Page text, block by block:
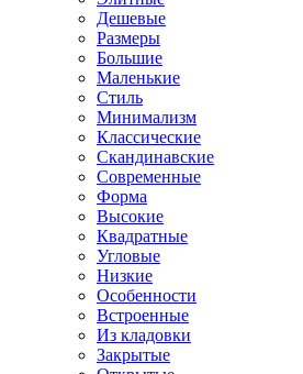
Дешевые
Размеры
Большие
Маленькие
Стиль
Минимализм
Классические
Скандинавские
Современные
Форма
Высокие
Квадратные
Угловые
Низкие
Особенности
Встроенные
Из кладовки
Закрытые